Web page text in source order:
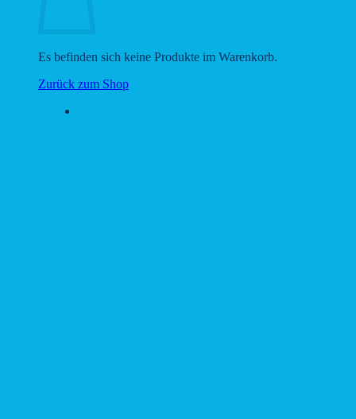
Es befinden sich keine Produkte im Warenkorb.
Zurück zum Shop